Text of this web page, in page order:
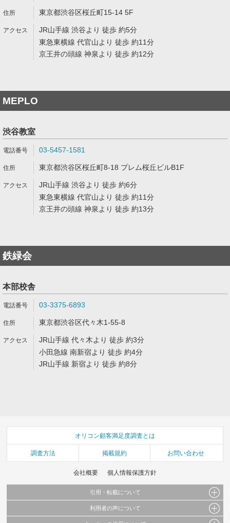
東京都渋谷区桜丘町15-14 5F
JR山手線 渋谷より 徒歩 約5分
東急東横線 代官山より 徒歩 約11分
京王井の頭線 神泉より 徒歩 約12分
MEPLO
渋谷教室
03-5457-1581
東京都渋谷区桜丘町8-18 プレム桜丘ビルB1F
JR山手線 渋谷より 徒歩 約6分
東急東横線 代官山より 徒歩 約11分
京王井の頭線 神泉より 徒歩 約13分
鉄緑会
本部校舎
03-3375-6893
東京都渋谷区代々木1-55-8
JR山手線 代々木より 徒歩 約3分
小田急線 南新宿より 徒歩 約4分
JR山手線 新宿より 徒歩 約8分
オリコン顧客満足度調査とは
調査方法 掲載規約 お問い合わせ
会社概要 個人情報保護方針
引用・転載について
当サイトで公開されている情報（文字、写真、イラスト、画像データ等）及びこれらの配
利用者の声について